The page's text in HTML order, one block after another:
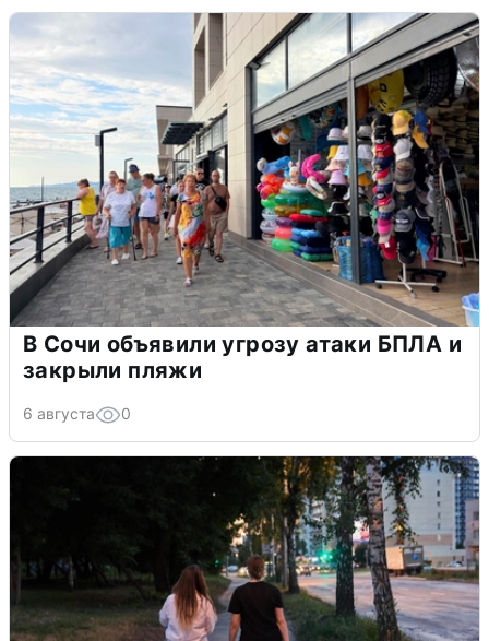
В Сочи объявили угрозу атаки БПЛА и
закрыли пляжи
6 августа 0